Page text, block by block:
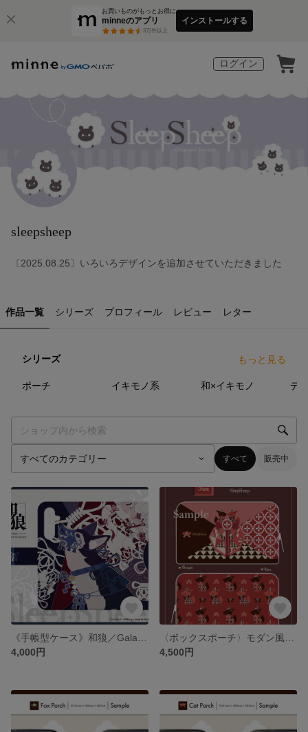
お買いものがもっとお得に
minneのアプリ
3万件以上
インストールする
ログイン
sleepsheep
〔2025.08.25〕いろいろデザインを追加させていただきました
作品一覧 シリーズ プロフィール レビュー レター
シリーズ もっと見る
ポーチ イキモノ系 和×イキモノ デ
すべて 販売中
4,000円
4,500円